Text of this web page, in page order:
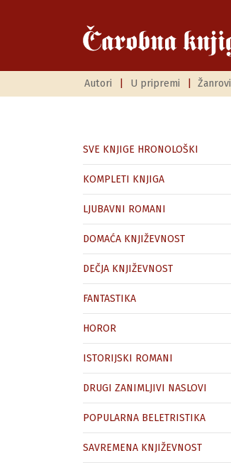
Autori U pripremi Žanrovi
SVE KNJIGE HRONOLOŠKI
KOMPLETI KNJIGA
LJUBAVNI ROMANI
DOMAĆA KNJIŽEVNOST
DEČJA KNJIŽEVNOST
FANTASTIKA
HOROR
ISTORIJSKI ROMANI
DRUGI ZANIMLJIVI NASLOVI
POPULARNA BELETRISTIKA
SAVREMENA KNJIŽEVNOST